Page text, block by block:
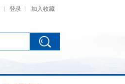
登录 加入收藏